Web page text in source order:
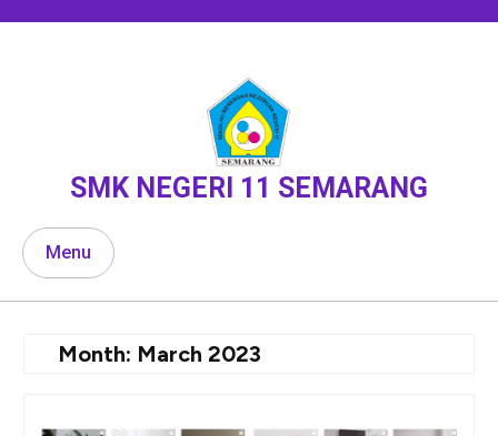
SMK NEGERI 11 SEMARANG
Menu
Month: March 2023